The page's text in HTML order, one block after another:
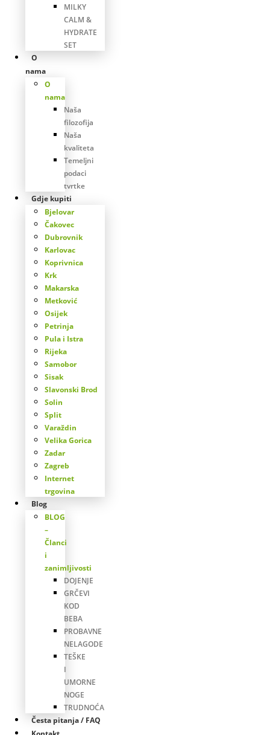
MILKY
CALM &
HYDRATE
SET
O
nama
O
nama
Naša
filozofija
Naša
kvaliteta
Temeljni
podaci
tvrtke
Gdje kupiti
Bjelovar
Čakovec
Dubrovnik
Karlovac
Koprivnica
Krk
Makarska
Metković
Osijek
Petrinja
Pula i Istra
Rijeka
Samobor
Sisak
Slavonski Brod
Solin
Split
Varaždin
Velika Gorica
Zadar
Zagreb
Internet
trgovina
Blog
BLOG
–
Članci
i
zanimljivosti
DOJENJE
GRČEVI
KOD
BEBA
PROBAVNE
NELAGODE
TEŠKE
I
UMORNE
NOGE
TRUDNOĆA
Česta pitanja / FAQ